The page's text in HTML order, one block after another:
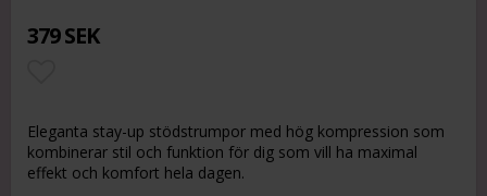
379 SEK
Eleganta stay-up stödstrumpor med hög kompression som
kombinerar stil och funktion för dig som vill ha maximal
effekt och komfort hela dagen.